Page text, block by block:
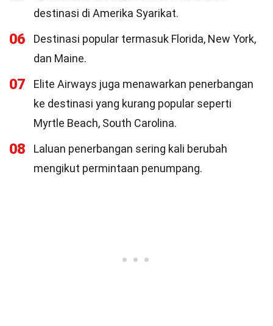
destinasi di Amerika Syarikat.
06
Destinasi popular termasuk Florida, New York,
dan Maine.
07
Elite Airways juga menawarkan penerbangan
ke destinasi yang kurang popular seperti
Myrtle Beach, South Carolina.
08
Laluan penerbangan sering kali berubah
mengikut permintaan penumpang.